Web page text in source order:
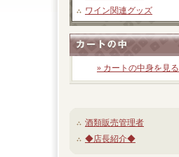
ワイン関連グッズ
» カートの中身を見る
酒類販売管理者
◆店長紹介◆